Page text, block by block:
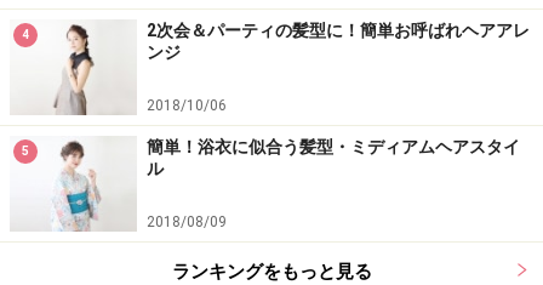
4
2次会＆パーティの髪型に！簡単お呼ばれヘアアレ
ンジ
2018/10/06
5
簡単！浴衣に似合う髪型・ミディアムヘアスタイ
ル
2018/08/09
ランキングをもっと見る